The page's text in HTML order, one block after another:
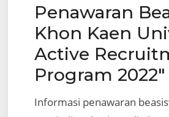
Penawaran
Khon Kaen
Active
Program 2022″
Informasi penawaran